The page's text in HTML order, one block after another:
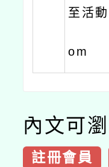
至活
om
內文可
註冊會員